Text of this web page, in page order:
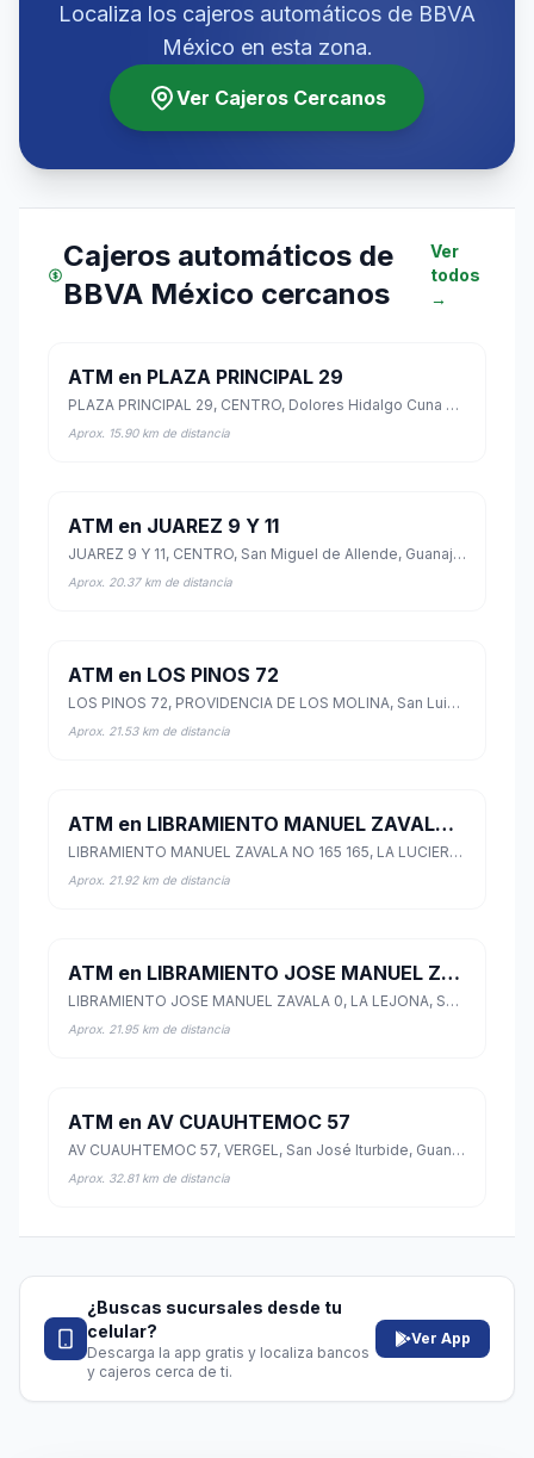
Localiza los cajeros automáticos de BBVA
México en esta zona.
Ver Cajeros Cercanos
Cajeros automáticos de
BBVA México cercanos
Ver
todos
→
ATM en PLAZA PRINCIPAL 29
PLAZA PRINCIPAL 29, CENTRO, Dolores Hidalgo Cuna de la Independencia Nacional, Guanajuato
Aprox. 15.90 km de distancia
ATM en JUAREZ 9 Y 11
JUAREZ 9 Y 11, CENTRO, San Miguel de Allende, Guanajuato
Aprox. 20.37 km de distancia
ATM en LOS PINOS 72
LOS PINOS 72, PROVIDENCIA DE LOS MOLINA, San Luis de la Paz, Guanajuato
Aprox. 21.53 km de distancia
ATM en LIBRAMIENTO MANUEL ZAVALA NO 165 165
LIBRAMIENTO MANUEL ZAVALA NO 165 165, LA LUCIERNAGA, San Miguel de Allende, Guanajuato
Aprox. 21.92 km de distancia
ATM en LIBRAMIENTO JOSE MANUEL ZAVALA 0
LIBRAMIENTO JOSE MANUEL ZAVALA 0, LA LEJONA, San Miguel de Allende, Guanajuato
Aprox. 21.95 km de distancia
ATM en AV CUAUHTEMOC 57
AV CUAUHTEMOC 57, VERGEL, San José Iturbide, Guanajuato
Aprox. 32.81 km de distancia
¿Buscas sucursales desde tu
celular?
Descarga la app gratis y localiza bancos
y cajeros cerca de ti.
Ver App